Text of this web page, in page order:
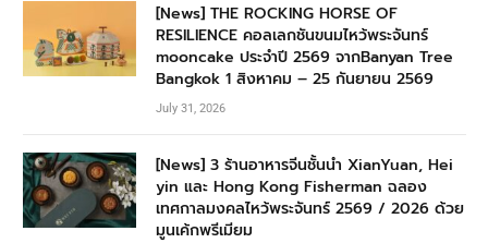
[News] THE ROCKING HORSE OF
RESILIENCE คอลเลกชันขนมไหว้พระจันทร์
mooncake ประจำปี 2569 จากBanyan Tree
Bangkok 1 สิงหาคม – 25 กันยายน 2569
July 31, 2026
[News] 3 ร้านอาหารจีนชั้นนำ XianYuan, Hei
yin และ Hong Kong Fisherman ฉลอง
เทศกาลมงคลไหว้พระจันทร์ 2569 / 2026 ด้วย
มูนเค้กพรีเมียม